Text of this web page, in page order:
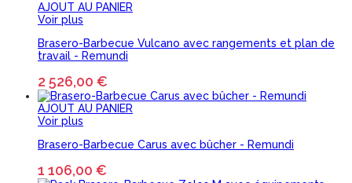
AJOUT AU PANIER
Voir plus
Brasero-Barbecue Vulcano avec rangements et plan de
travail - Remundi
2 526,00 €
AJOUT AU PANIER
Voir plus
Brasero-Barbecue Carus avec bûcher - Remundi
1 106,00 €